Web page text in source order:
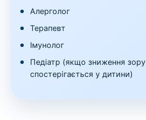
Алерголог
Терапевт
Імунолог
Педіатр (якщо зниження зору
спостерігається у дитини)